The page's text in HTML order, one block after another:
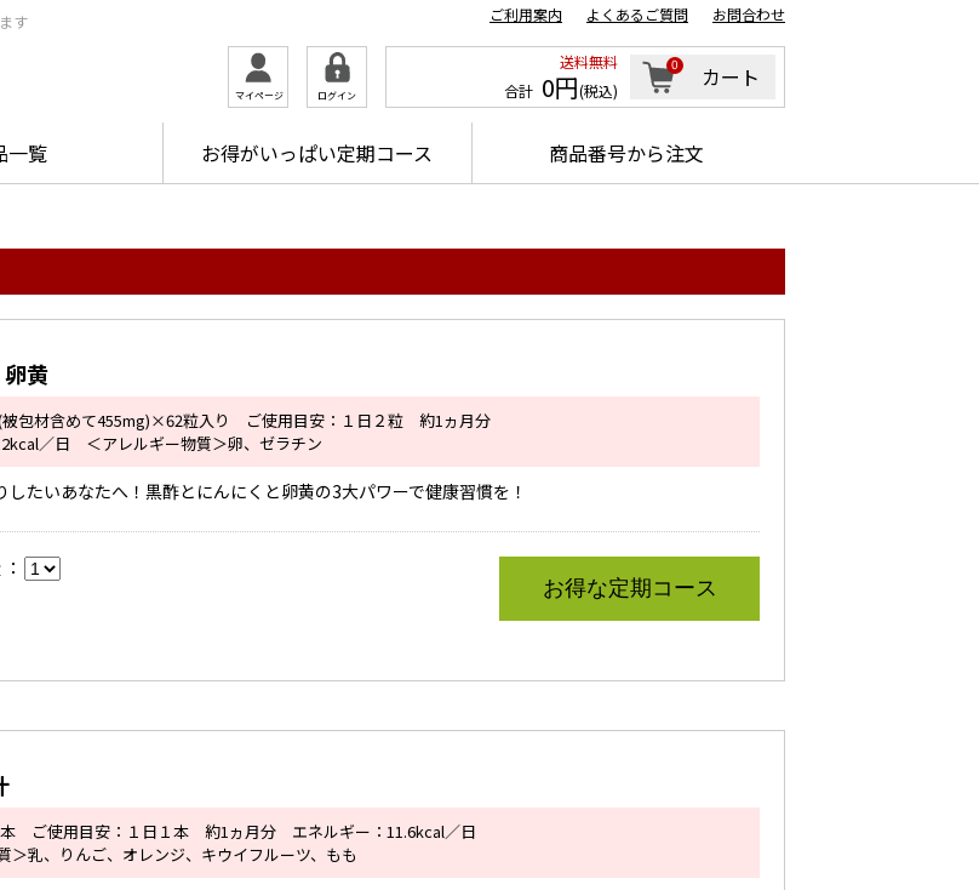
す ご利用案内 よくあるご質問 お問合わせ
マイページ ログイン
送料無料
合計 0円(税込)
0 カート
一覧 お得がいっぱい定期コース 商品番号から注文
黄
被包材含めて455mg)×62粒入り ご使用目安：１日２粒 約1ヵ月分
／日 ＜アレルギー物質＞卵、ゼラチン
したいあなたへ！黒酢とにんにくと卵黄の3大パワーで健康習慣を！
お得な定期コース
ご使用目安：１日１本 約1ヵ月分 エネルギー：11.6kcal／日
＞乳、りんご、オレンジ、キウイフルーツ、もも